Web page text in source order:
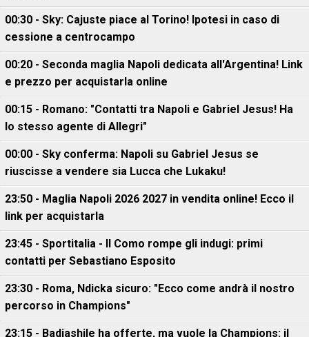
00:30 - Sky: Cajuste piace al Torino! Ipotesi in caso di
cessione a centrocampo
00:20 - Seconda maglia Napoli dedicata all'Argentina! Link
e prezzo per acquistarla online
00:15 - Romano: "Contatti tra Napoli e Gabriel Jesus! Ha
lo stesso agente di Allegri"
00:00 - Sky conferma: Napoli su Gabriel Jesus se
riuscisse a vendere sia Lucca che Lukaku!
23:50 - Maglia Napoli 2026 2027 in vendita online! Ecco il
link per acquistarla
23:45 - Sportitalia - Il Como rompe gli indugi: primi
contatti per Sebastiano Esposito
23:30 - Roma, Ndicka sicuro: "Ecco come andrà il nostro
percorso in Champions"
23:15 - Badiashile ha offerte, ma vuole la Champions: il